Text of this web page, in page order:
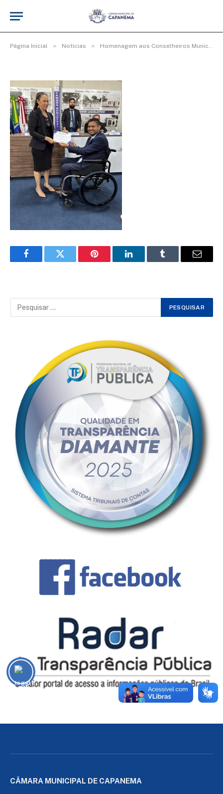
Página Inicial » Notícias » Homenagem aos Conselheiros Municipais de Educação.
WhatsApp Image 2025-11-07 at 11.16.53 (1)
FacebookTwitter Pinterest LinkedInTumblr Email
CÂMARA MUNICIPAL DE CAPANEMA